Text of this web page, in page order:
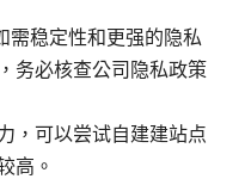
需稳定性和更强的隐私
务必核查公司隐私政策
，可以尝试自建建站点
高。